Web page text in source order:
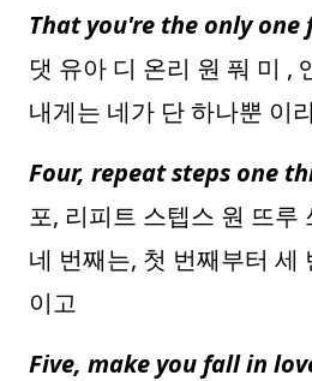
That you're the only one
댓 유아 디 온리 원 풔 미 ,
내게는 네가 단 하나뿐 이
Four, repeat steps one
포, 리피트 스텝스 원 뜨루
네 번째는, 첫 번째부터 세
이고
Five, make you fall in